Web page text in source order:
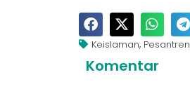
Keislaman, Pesantren
Komentar